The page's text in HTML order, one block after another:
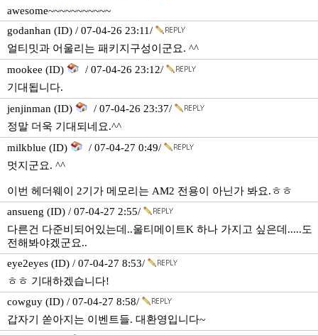
awesome~~~~~~~~~~~
godanhan (ID) / 07-04-26 23:11/
얼티밋과 어울리는 패키지구성이군요. ^^
mookee (ID)
/ 07-04-26 23:12/
기대됩니다.
jenjinman (ID)
/ 07-04-26 23:37/
정말 더욱 기대되네요.^^
milkblue (ID)
/ 07-04-27 0:49/
멋지군요. ^^
이번 헤더웨이 2기가 메모리는 AM2 전용이 아닌가 봐요.ㅎㅎ
ansueng (ID) / 07-04-27 2:55/
다른건 다준비되어있는데..울티메이트K 하나 가지고 싶은데.....도
전해봐야겠군요..
eye2eyes (ID) / 07-04-27 8:53/
ㅎㅎ 기대하겠습니다!
cowguy (ID) / 07-04-27 8:58/
갑자기 쏟아지는 이벤트들. 대환영입니다~